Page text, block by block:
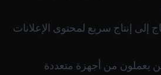
إلى إنتاج سريع لمحتوى الإعلانات
يعملون من أجهزة متعددة